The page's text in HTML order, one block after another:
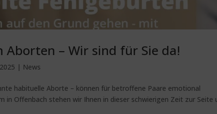
– Wir sind für Sie da!
| News
habituelle Aborte – können für betroffene Paare emotional
in Offenbach stehen wir Ihnen in dieser schwierigen Zeit zur Seite